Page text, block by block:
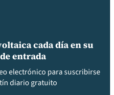
cada día en su
entrada
electrónico para suscribirse
diario gratuito